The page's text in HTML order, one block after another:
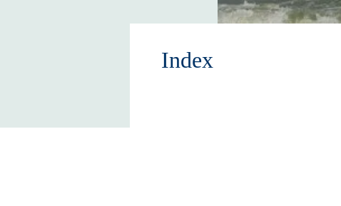
Index